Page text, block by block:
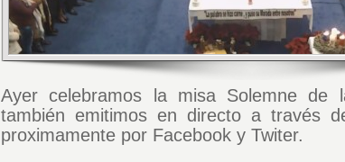
Ayer celebramos la misa Solemne de
también emitimos en directo a través
proximamente por Facebook y Twiter.